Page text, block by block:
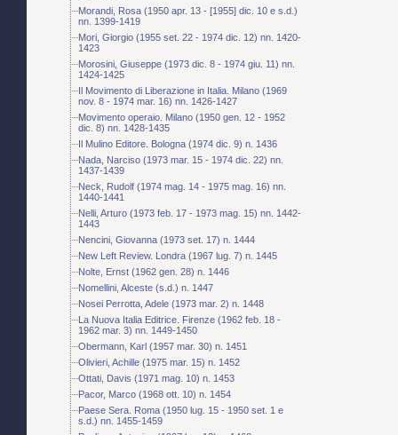
Morandi, Rosa (1950 apr. 13 - [1955] dic. 10 e s.d.)
nn. 1399-1419
Mori, Giorgio (1955 set. 22 - 1974 dic. 12) nn. 1420-
1423
Morosini, Giuseppe (1973 dic. 8 - 1974 giu. 11) nn.
1424-1425
Il Movimento di Liberazione in Italia. Milano (1969
nov. 8 - 1974 mar. 16) nn. 1426-1427
Movimento operaio. Milano (1950 gen. 12 - 1952
dic. 8) nn. 1428-1435
Il Mulino Editore. Bologna (1974 dic. 9) n. 1436
Nada, Narciso (1973 mar. 15 - 1974 dic. 22) nn.
1437-1439
Neck, Rudolf (1974 mag. 14 - 1975 mag. 16) nn.
1440-1441
Nelli, Arturo (1973 feb. 17 - 1973 mag. 15) nn. 1442-
1443
Nencini, Giovanna (1973 set. 17) n. 1444
New Left Review. Londra (1967 lug. 7) n. 1445
Nolte, Ernst (1962 gen. 28) n. 1446
Nomellini, Alceste (s.d.) n. 1447
Nosei Perrotta, Adele (1973 mar. 2) n. 1448
La Nuova Italia Editrice. Firenze (1962 feb. 18 -
1962 mar. 3) nn. 1449-1450
Obermann, Karl (1957 mar. 30) n. 1451
Olivieri, Achille (1975 mar. 15) n. 1452
Ottati, Davis (1971 mag. 10) n. 1453
Pacor, Marco (1968 ott. 10) n. 1454
Paese Sera. Roma (1950 lug. 15 - 1950 set. 1 e
s.d.) nn. 1455-1459